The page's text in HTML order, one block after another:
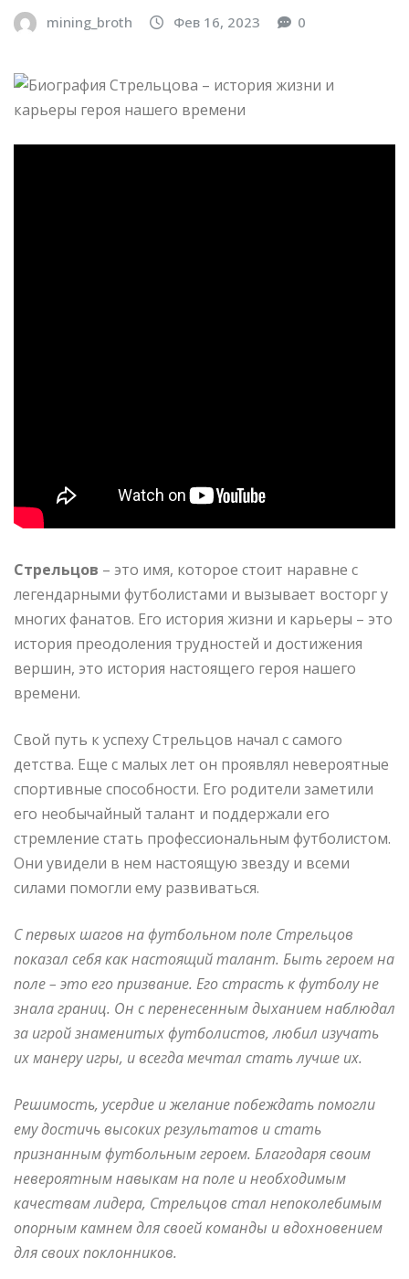
mining_broth Фев 16, 2023 0
Стрельцов – это имя, которое стоит наравне с
легендарными футболистами и вызывает восторг у
многих фанатов. Его история жизни и карьеры – это
история преодоления трудностей и достижения
вершин, это история настоящего героя нашего
времени.
Свой путь к успеху Стрельцов начал с самого
детства. Еще с малых лет он проявлял невероятные
спортивные способности. Его родители заметили
его необычайный талант и поддержали его
стремление стать профессиональным футболистом.
Они увидели в нем настоящую звезду и всеми
силами помогли ему развиваться.
С первых шагов на футбольном поле Стрельцов
показал себя как настоящий талант. Быть героем на
поле – это его призвание. Его страсть к футболу не
знала границ. Он с перенесенным дыханием наблюдал
за игрой знаменитых футболистов, любил изучать
их манеру игры, и всегда мечтал стать лучше их.
Решимость, усердие и желание побеждать помогли
ему достичь высоких результатов и стать
признанным футбольным героем. Благодаря своим
невероятным навыкам на поле и необходимым
качествам лидера, Стрельцов стал непоколебимым
опорным камнем для своей команды и вдохновением
для своих поклонников.